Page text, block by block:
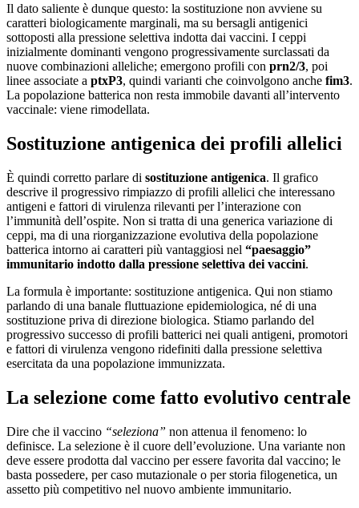
Il dato saliente è dunque questo: la sostituzione non avviene su
caratteri biologicamente marginali, ma su bersagli antigenici
sottoposti alla pressione selettiva indotta dai vaccini. I ceppi
inizialmente dominanti vengono progressivamente surclassati da
nuove combinazioni alleliche; emergono profili con prn2/3, poi
linee associate a ptxP3, quindi varianti che coinvolgono anche fim3.
La popolazione batterica non resta immobile davanti all’intervento
vaccinale: viene rimodellata.
Sostituzione antigenica dei profili allelici
È quindi corretto parlare di sostituzione antigenica. Il grafico
descrive il progressivo rimpiazzo di profili allelici che interessano
antigeni e fattori di virulenza rilevanti per l’interazione con
l’immunità dell’ospite. Non si tratta di una generica variazione di
ceppi, ma di una riorganizzazione evolutiva della popolazione
batterica intorno ai caratteri più vantaggiosi nel “paesaggio”
immunitario indotto dalla pressione selettiva dei vaccini.
La formula è importante: sostituzione antigenica. Qui non stiamo
parlando di una banale fluttuazione epidemiologica, né di una
sostituzione priva di direzione biologica. Stiamo parlando del
progressivo successo di profili batterici nei quali antigeni, promotori
e fattori di virulenza vengono ridefiniti dalla pressione selettiva
esercitata da una popolazione immunizzata.
La selezione come fatto evolutivo centrale
Dire che il vaccino “seleziona” non attenua il fenomeno: lo
definisce. La selezione è il cuore dell’evoluzione. Una variante non
deve essere prodotta dal vaccino per essere favorita dal vaccino; le
basta possedere, per caso mutazionale o per storia filogenetica, un
assetto più competitivo nel nuovo ambiente immunitario.